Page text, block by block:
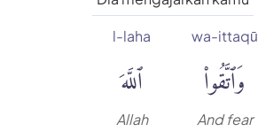
wa-ittaqū
وَٱتَّقُوا۟
And fear
l-laha
ٱللَّهَ
Allah